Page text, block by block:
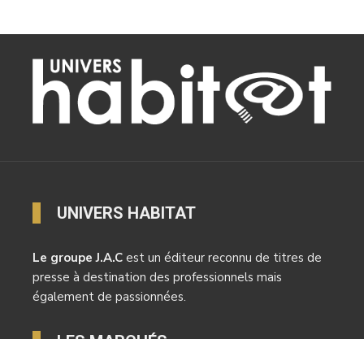
UNIVERS HABITAT
Le groupe J.A.C est un éditeur reconnu de titres de
presse à destination des professionnels mais
également de passionnées.